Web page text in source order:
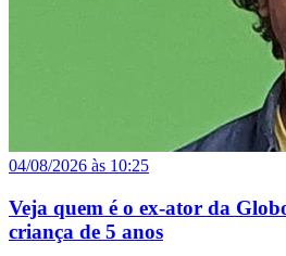
04/08/2026 às 10:25
Veja quem é o ex-ator da
criança de 5 anos